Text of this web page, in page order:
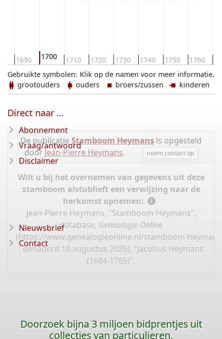
1690 1700 1710 1720 1730 1740 1750 1760
Klik op de namen voor meer informatie.
Gebruikte symbolen:
grootouders
ouders broers/zussen kinderen
De publicatie Stamboom Heymans is opgesteld
door Jean-Pierre Heymans. neem contact op
Wilt u bij het overnemen van gegevens uit deze
stamboom alstublieft een verwijzing naar de
herkomst opnemen:
Jean-Pierre Heymans, "Stamboom Heymans",
database, Genealogie Online
(https://www.genealogieonline.nl/stamboom-
: benaderd 10 augustus 2026), "Jacobus Heymans
(1684-1765)".
Direct naar ...
Abonnement
Vraag/antwoord
Disclaimer
Nieuwsbrief
Contact
Doorzoek bijna 3 miljoen bidprentjes uit
collecties van particulieren,